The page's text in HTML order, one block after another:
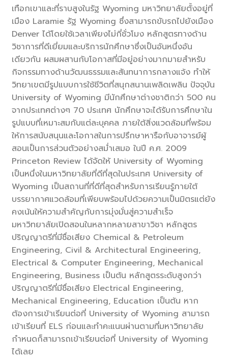
เทือกเขาและที่ราบสูงในรัฐ Wyoming มหาวิทยาลัยตั้งอยู่ที่
เมือง Laramie รัฐ Wyoming ซึ่งสามารถขับรถไปยังเมือง
Denver ได้โดยใช้เวลาเพียงไม่กี่ชั่วโมง หลักสูตรทางด้าน
วิชาการที่ดีเยี่ยมและบริการนักศึกษาซึ่งเป็นอันหนึ่งอัน
เดียวกัน ผสมผสานกับโอกาสที่มีอยู่อย่างมากมายสำหรับ
กิจกรรมทางด้านวัฒนธรรมและสันทนาการกลางแจ้ง ทำให้
วิทยาเขตมีรูปแบบการใช้ชีวิตที่สนุกสนานเพลิดเพลิน ปัจจุบัน
University of Wyoming มีนักศึกษาต่างชาติกว่า 500 คน
จากประเทศต่างๆ 70 ประเทศ นักศึกษาจะได้รับการศึกษาใน
รูปแบบที่เหมาะสมกับแต่ละบุคคล ภายใต้สิ่งแวดล้อมที่พร้อม
ให้การสนับสนุนและโอกาสในการปรึกษาหารือกับอาจารย์ผู้
สอนเป็นการส่วนตัวอย่างสม่ำเสมอ ในปี ค.ศ. 2009
Princeton Review ได้จัดให้ University of Wyoming
เป็นหนึ่งในมหาวิทยาลัยที่ดีที่สุดในประเทศ University of
Wyoming เป็นสถานที่ที่ดีที่สุดสำหรับการเรียนรู้ภายใต้
บรรยากาศแวดล้อมที่เพียบพร้อมไปด้วยความเป็นมิตรแต่ยัง
คงเน้นให้ความสำคัญกับการมุ่งมั่นสู่ความสำเร็จ
มหาวิทยาลัยเปิดสอนในหลากหลายสาขาวิชา หลักสูตร
ปริญญาตรีที่มีชื่อเสียง Chemical & Petroleum
Engineering, Civil & Architectural Engineering,
Electrical & Computer Engineering, Mechanical
Engineering, Business เป็นต้น หลักสูตรระดับสูงกว่า
ปริญญาตรีที่มีชื่อเสียง Electrical Engineering,
Mechanical Engineering, Education เป็นต้น หาก
ต้องการเข้าเรียนต่อที่ University of Wyoming สามารถ
เข้าเรียนที่ ELS ก่อนและทำคะแนนผ่านตามที่มหาวิทยาลัย
กำหนดก็สามารถเข้าเรียนต่อที่ University of Wyoming
ได้เลย